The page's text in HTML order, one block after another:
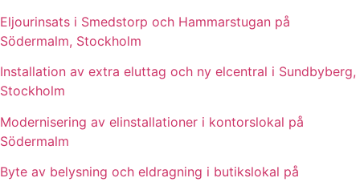
Eljourinsats i Smedstorp och Hammarstugan på
Södermalm, Stockholm
Installation av extra eluttag och ny elcentral i Sundbyberg,
Stockholm
Modernisering av elinstallationer i kontorslokal på
Södermalm
Byte av belysning och eldragning i butikslokal på